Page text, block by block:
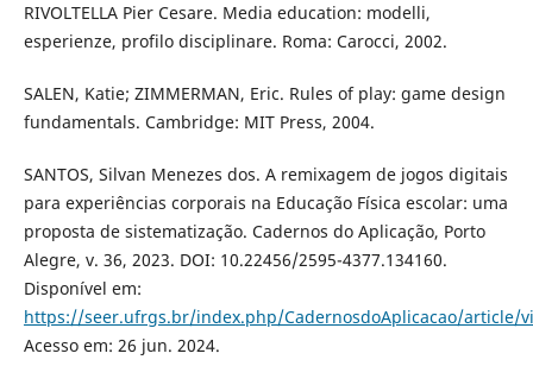
RIVOLTELLA Pier Cesare. Media education: modelli,
esperienze, profilo disciplinare. Roma: Carocci, 2002.
SALEN, Katie; ZIMMERMAN, Eric. Rules of play: game design
fundamentals. Cambridge: MIT Press, 2004.
SANTOS, Silvan Menezes dos. A remixagem de jogos digitais
para experiências corporais na Educação Física escolar: uma
proposta de sistematização. Cadernos do Aplicação, Porto
Alegre, v. 36, 2023. DOI: 10.22456/2595-4377.134160.
Disponível em:
https://seer.ufrgs.br/index.php/CadernosdoAplicacao/article/
Acesso em: 26 jun. 2024.